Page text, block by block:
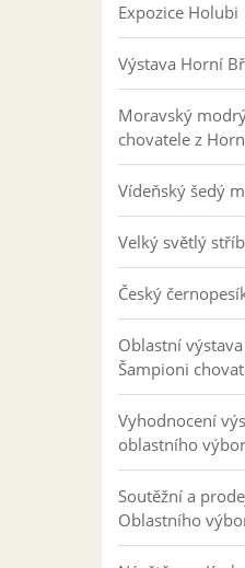
Expozice Holubi
Výstava Horní
Moravský
chovatele z
Vídeňský šedý
Velký světlý
Český
Oblastní
Šampioni
Vyhodnocení
oblastního
Soutěžní a
Oblastního